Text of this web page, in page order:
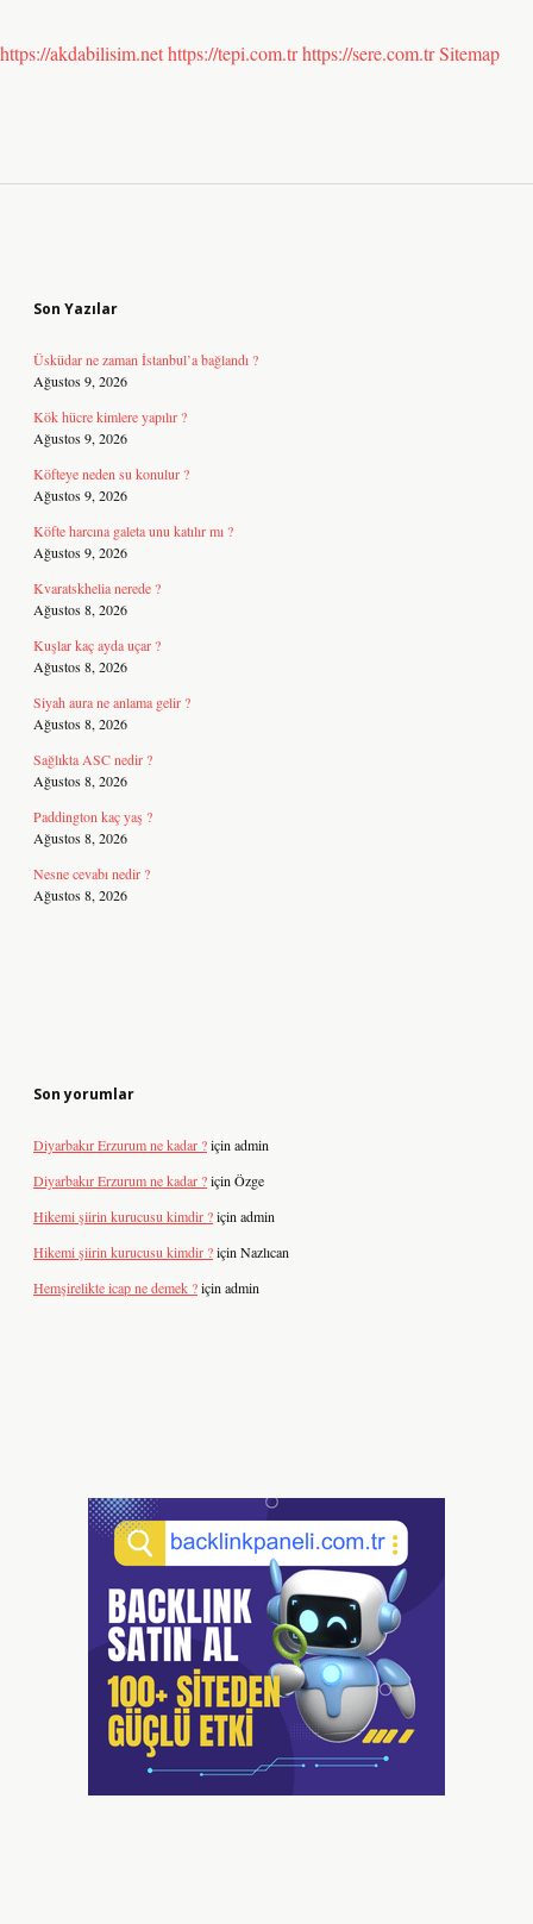
https://akdabilisim.nethttps://tepi.com.trhttps://sere.com.trSitemap
Son Yazılar
Üsküdar ne zaman İstanbul’a bağlandı ?
Ağustos 9, 2026
Kök hücre kimlere yapılır ?
Ağustos 9, 2026
Köfteye neden su konulur ?
Ağustos 9, 2026
Köfte harcına galeta unu katılır mı ?
Ağustos 9, 2026
Kvaratskhelia nerede ?
Ağustos 8, 2026
Kuşlar kaç ayda uçar ?
Ağustos 8, 2026
Siyah aura ne anlama gelir ?
Ağustos 8, 2026
Sağlıkta ASC nedir ?
Ağustos 8, 2026
Paddington kaç yaş ?
Ağustos 8, 2026
Nesne cevabı nedir ?
Ağustos 8, 2026
Son yorumlar
Diyarbakır Erzurum ne kadar ?için admin
Diyarbakır Erzurum ne kadar ?için Özge
Hikemi şiirin kurucusu kimdir ?için admin
Hikemi şiirin kurucusu kimdir ?için Nazlıcan
Hemşirelikte icap ne demek ?için admin